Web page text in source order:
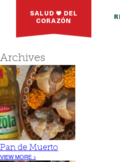
SALUD DEL
CORAZÓN
Archives
Pan de Muerto
VIEW MORE >